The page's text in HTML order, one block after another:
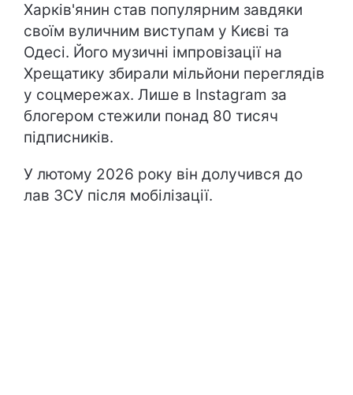
Харків'янин став популярним завдяки
своїм вуличним виступам у Києві та
Одесі. Його музичні імпровізації на
Хрещатику збирали мільйони переглядів
у соцмережах. Лише в Instagram за
блогером стежили понад 80 тисяч
підписників.
У лютому 2026 року він долучився до
лав ЗСУ після мобілізації.